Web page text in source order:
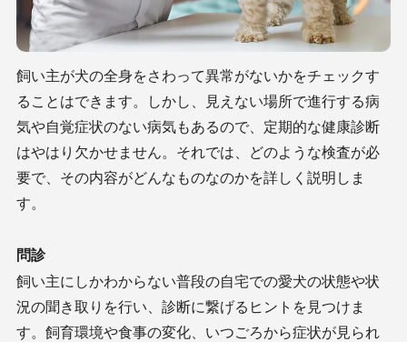
飼い主が犬の全身をさわって異常がないかをチェックす
ることはできます。しかし、見えない場所で進行する病
気や自覚症状のない病気もあるので、定期的な健康診断
はやはり欠かせません。それでは、どのような検査が必
要で、その内容がどんなものなのかを詳しく説明しま
す。
問診
飼い主にしかわからない普段の自宅での愛犬の状態や状
況の聞き取りを行い、診断に繋げるヒントを見つけま
す。飼育環境や食事の変化、いつごろから症状が見られ